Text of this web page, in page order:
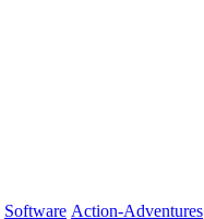
Software Action-Adventures